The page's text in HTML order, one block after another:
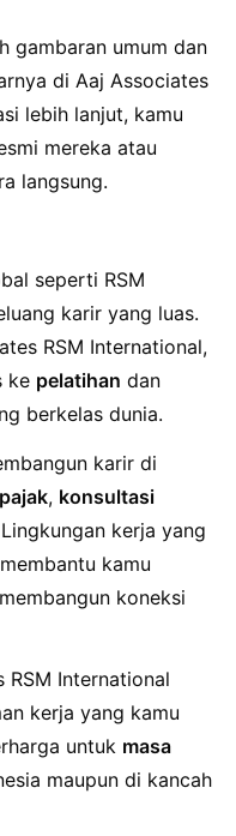
gambaran umum dan
di Aaj Associates
lebih lanjut, kamu
mereka atau
langsung.
seperti RSM
karir yang luas.
RSM International,
ke pelatihan dan
berkelas dunia.
karir di
pajak, konsultasi
kerja yang
kamu
koneksi
RSM International
kerja yang kamu
untuk masa
maupun di kancah